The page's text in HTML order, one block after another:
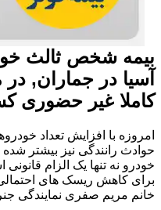
بیمه شخص ثالث
آسیا در جماران,
کاملا غیر حضوری
امروزه با افزایش تعداد
حوادث رانندگی نیز بیشتر
خودرو نه تنها یک الزام
خانم مریم صفری نمایندگی جنرال